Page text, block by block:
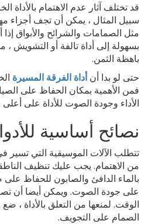
قد تختلف آثار عدم الاهتمام
سبيل المثال ، يمكن أن تجف أجزاء
مثل الصمامات والشرائح والأبواق
بسهولة إلى أداة تالفة أو التشويش
باهظة الثمن.
حتى لو بدا أنأداة الفرقة المسيرة
فمن الأهمية بمكان الحفاظ على
الأداء وجودة الصوت للأداة على
نصائح أساسية
تتطلب الآلات الموسيقية التي تسير
من الاهتمام. يجب عليك تنظيف
بالماء الدافئ والصابون للحفاظ
على جودة الصوت. ويمكن أيضا أن
الوقت. لمنعها من التعلق بالأداة
الصمام على التجويف.